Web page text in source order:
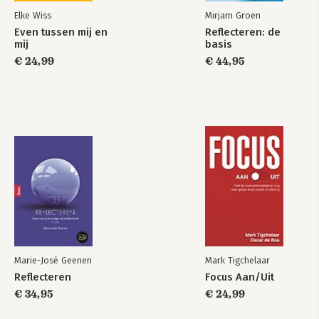
Elke Wiss
Even tussen mij en
mij
€ 24,99
Mirjam Groen
Reflecteren: de
basis
€ 44,95
Marie-José Geenen
Reflecteren
€ 34,95
Mark Tigchelaar
Focus Aan/Uit
€ 24,99